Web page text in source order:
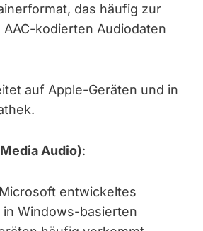
das häufig zur
kodierten Audiodaten
auf Apple-Geräten und in
Audio):
entwickeltes
in Windows-basierten